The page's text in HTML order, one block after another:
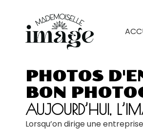
PHOTOS
BON
AUJOURD’HUI,
Lorsqu’on dirige une